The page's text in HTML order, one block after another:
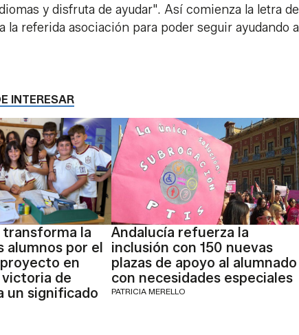
y disfruta de ayudar". Así comienza la letra de
referida asociación para poder seguir ayudando a
INTERESAR
transforma la
alumnos por el
en
victoria de
un significado
Andalucía refuerza la
inclusión con 150 nuevas
plazas de apoyo al alumnado
con necesidades especiales
PATRICIA MERELLO